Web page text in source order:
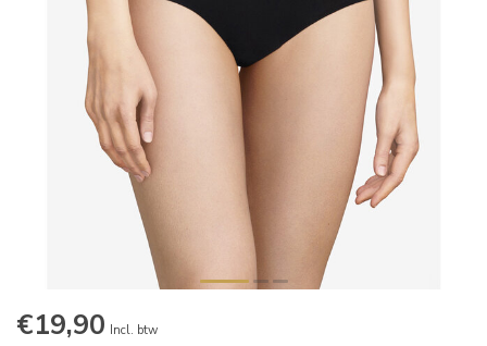
€19,90 Incl. btw